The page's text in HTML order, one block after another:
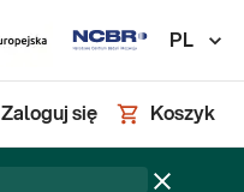
PL
Zaloguj się Koszyk